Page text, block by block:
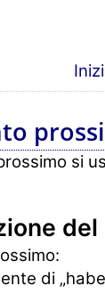
si
di